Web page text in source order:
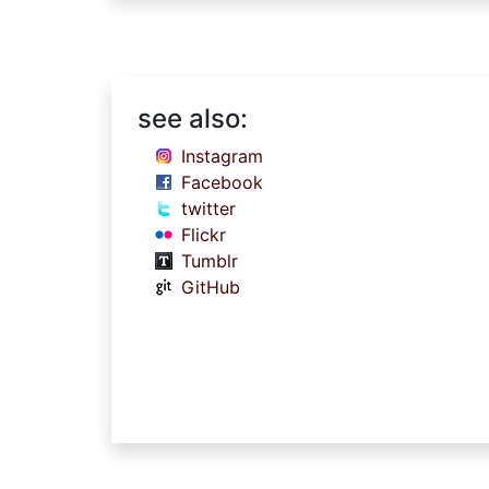
see also:
Instagram
Facebook
twitter
Flickr
Tumblr
GitHub